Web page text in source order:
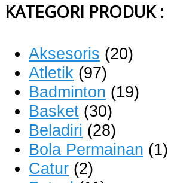
KATEGORI PRODUK :
Aksesoris (20)
Atletik (97)
Badminton (19)
Basket (30)
Beladiri (28)
Bola Permainan (1)
Catur (2)